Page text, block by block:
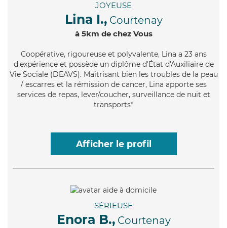
JOYEUSE
Lina I., Courtenay
à 5km de chez Vous
Coopérative, rigoureuse et polyvalente, Lina a 23 ans
d'expérience et possède un diplôme d'État d'Auxiliaire de
Vie Sociale (DEAVS). Maitrisant bien les troubles de la peau
/ escarres et la rémission de cancer, Lina apporte ses
services de repas, lever/coucher, surveillance de nuit et
transports*
Afficher le profil
SÉRIEUSE
Enora B., Courtenay